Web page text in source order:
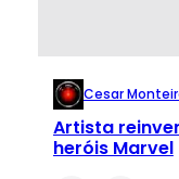
Cesar
Artista
heróis Marvel